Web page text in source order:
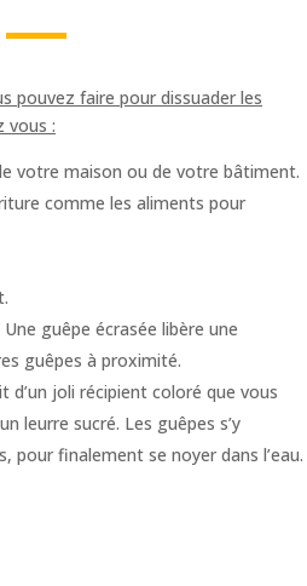
pouvez faire pour dissuader les
vous :
votre maison ou de votre bâtiment.
comme les aliments pour
guêpe écrasée libère une
guêpes à proximité.
d’un joli récipient coloré que vous
leurre sucré. Les guêpes s’y
pour finalement se noyer dans l’eau.